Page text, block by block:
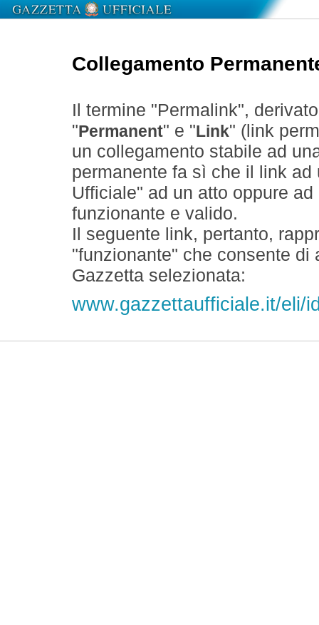
Collegamento
Il termine "Permalink",
" Permanent" e " Link" (link
un collegamento stabile ad
permanente fa sì che il link
Ufficiale" ad un atto oppure
funzionante e valido.
Il seguente link, pertanto,
"funzionante" che consente
Gazzetta selezionata:
www.gazzettaufficiale.it/eli/